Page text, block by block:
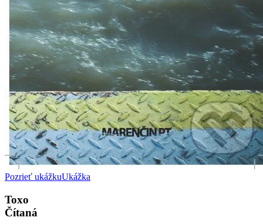
Pozrieť ukážkuUkážka
Toxo
Čítaná